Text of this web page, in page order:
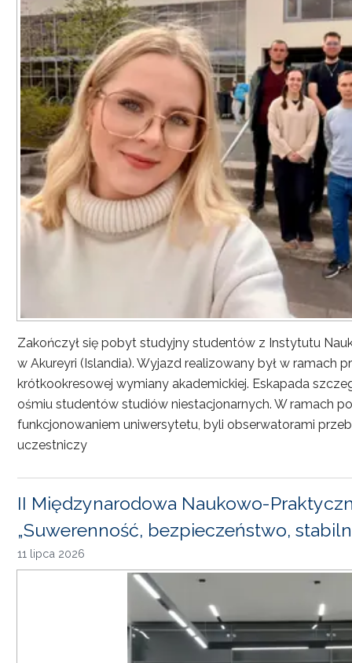
Zakończył się pobyt studyjny studentów z Instytutu
w Akureyri (Islandia). Wyjazd realizowany był w ramach
krótkookresowej wymiany akademickiej. Eskapada
ośmiu studentów studiów niestacjonarnych. W ramach
funkcjonowaniem uniwersytetu, byli obserwatorami
uczestniczy
II Międzynarodowa Naukowo-
„Suwerenność, bezpieczeństwo,
11 lipca 2026